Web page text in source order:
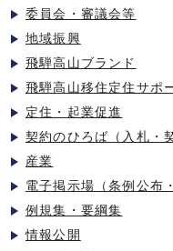
委員会・審議会等
地域振興
飛騨高山ブランド
飛騨高山移住定住サポ
定住・起業促進
契約のひろば（入札・
産業
電子掲示場（条例公布
例規集・要綱集
情報公開